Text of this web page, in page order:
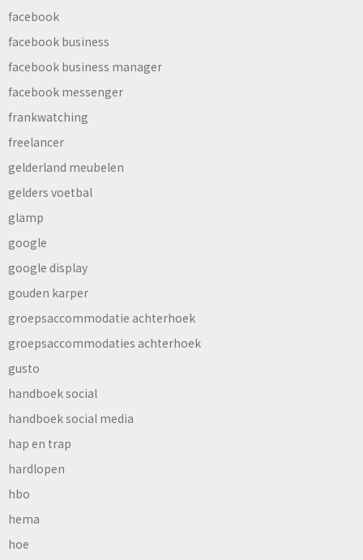
facebook
facebook business
facebook business manager
facebook messenger
frankwatching
freelancer
gelderland meubelen
gelders voetbal
glamp
google
google display
gouden karper
groepsaccommodatie achterhoek
groepsaccommodaties achterhoek
gusto
handboek social
handboek social media
hap en trap
hardlopen
hbo
hema
hoe